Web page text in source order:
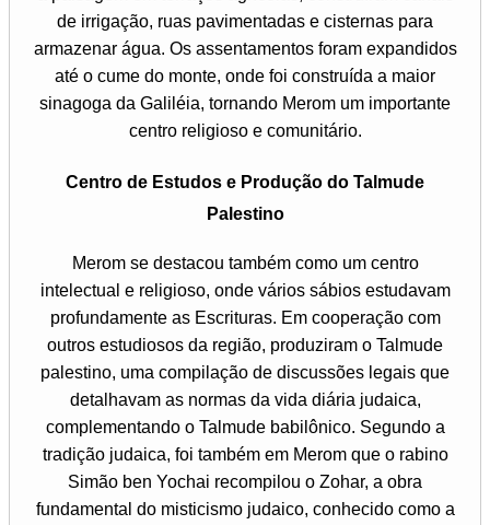
de irrigação, ruas pavimentadas e cisternas para
armazenar água. Os assentamentos foram expandidos
até o cume do monte, onde foi construída a maior
sinagoga da Galiléia, tornando Merom um importante
centro religioso e comunitário.
Centro de Estudos e Produção do Talmude
Palestino
Merom se destacou também como um centro
intelectual e religioso, onde vários sábios estudavam
profundamente as Escrituras. Em cooperação com
outros estudiosos da região, produziram o Talmude
palestino, uma compilação de discussões legais que
detalhavam as normas da vida diária judaica,
complementando o Talmude babilônico. Segundo a
tradição judaica, foi também em Merom que o rabino
Simão ben Yochai recompilou o Zohar, a obra
fundamental do misticismo judaico, conhecido como a